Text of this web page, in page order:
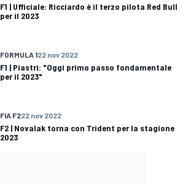
F1 | Ufficiale: Ricciardo è il terzo pilota Red Bull
per il 2023
FORMULA 122 nov 2022
F1 | Piastri: "Oggi primo passo fondamentale
per il 2023"
FIA F222 nov 2022
F2 | Novalak torna con Trident per la stagione
2023